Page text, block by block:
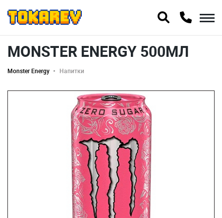
MONSTER ENERGY 500МЛ
Monster Energy Напитки